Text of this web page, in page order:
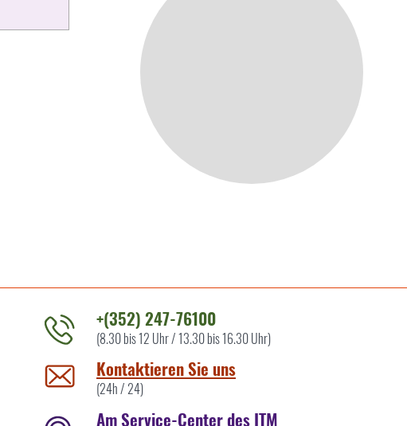
Kontaktieren
Sie
uns
+(352) 247-76100
(8.30 bis 12 Uhr / 13.30 bis 16.30 Uhr)
Kontaktieren Sie uns
(24h / 24)
Am Service-Center des ITM